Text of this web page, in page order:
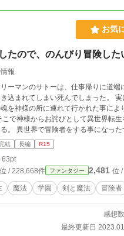
お気
たので、のんびり冒険した
報
ーマンのサトーは、仕事帰りに道端
込まれてしまい死んでしまった。
を神様の所に連れて行かれた事によ
こで神様からお詫びとして異世界転
。 異世界で冒険者をする事になっ
けた事により、本人の意図とは関係
しがらみに加えて、異世界を股にか
する日々。 ちょっとチート気味な仲
サトーは事件に立ち向かって行きま
する事が出来る日々を目指して! ……
ました（202209
結 長編 R15
63pt
位 / 228,668件 ファンタジー 2,481 位
魔法 学園 剣と魔法 冒険者
感想
最終更新日